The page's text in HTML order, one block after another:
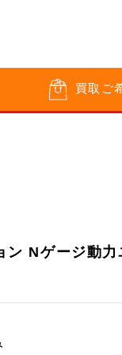
買取 ご
ン Nゲージ動